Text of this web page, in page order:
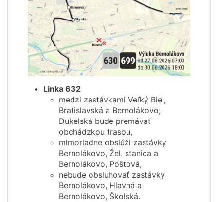
Linka 632
medzi zastávkami Veľký Biel,
Bratislavská a Bernolákovo,
Dukelská bude premávať
obchádzkou trasou,
mimoriadne obslúži zastávky
Bernolákovo, Žel. stanica a
Bernolákovo, Poštová,
nebude obsluhovať zastávky
Bernolákovo, Hlavná a
Bernolákovo, Školská.